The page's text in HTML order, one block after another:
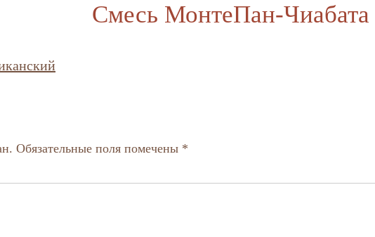
Смесь МонтеПан-Чиабата
Обязательные поля помечены *